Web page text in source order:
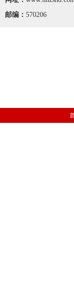
邮编： 570206